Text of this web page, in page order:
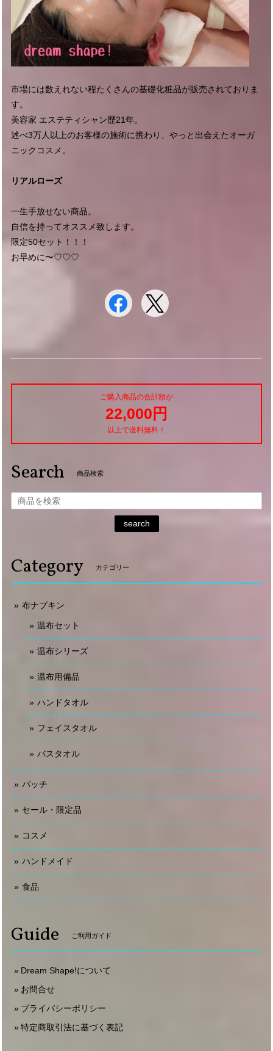
市場には数えれない程たくさんの基礎化粧品が販売されておりま
す。
美容家 エステティシャン歴21年。
述べ3万人以上のお客様の施術に携わり、やっと出会えたオーガ
ニックコスメ。
リアルローズ
一生手放せない商品。
自信を持ってオススメ致します。
限定50セット！！！
お早めに〜♡♡♡
ご購入商品の合計額が
22,000円
以上で送料無料！
Search 商品検索
search
Category カテゴリー
布ナプキン
温布セット
温布シリーズ
温布用備品
ハンドタオル
フェイスタオル
バスタオル
パッチ
セール・限定品
コスメ
ハンドメイド
食品
Guide ご利用ガイド
Dream Shape!について
お問合せ
プライバシーポリシー
特定商取引法に基づく表記